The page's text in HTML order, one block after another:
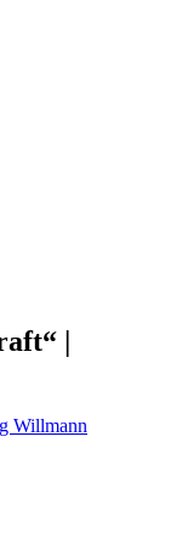
|
Willmann